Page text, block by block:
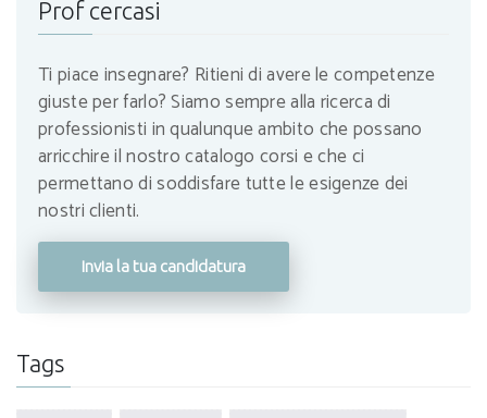
Prof cercasi
Ti piace insegnare? Ritieni di avere le competenze
giuste per farlo? Siamo sempre alla ricerca di
professionisti in qualunque ambito che possano
arricchire il nostro catalogo corsi e che ci
permettano di soddisfare tutte le esigenze dei
nostri clienti.
Invia la tua candidatura
Tags